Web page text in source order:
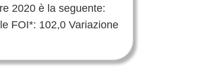
2020 è la seguente:
FOI*: 102,0 Variazione